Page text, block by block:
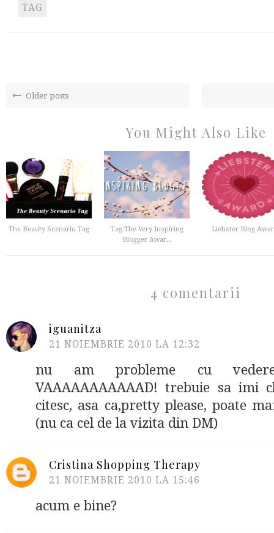
TAG
Older posts
You Might Also Like
The Beauty Scenario Tag
Tag:The Very Inspiring
Blogger Awar...
Liebster Blog
4 comentarii
iguanitza
21 NOIEMBRIE 2010 LA 12:32
nu am probleme cu
VAAAAAAAAAAAD! trebuie sa imi
citesc, asa ca,pretty please, poate
(nu ca cel de la vizita din DM)
Cristina Shopping Therapy
21 NOIEMBRIE 2010 LA 15:46
acum e bine?